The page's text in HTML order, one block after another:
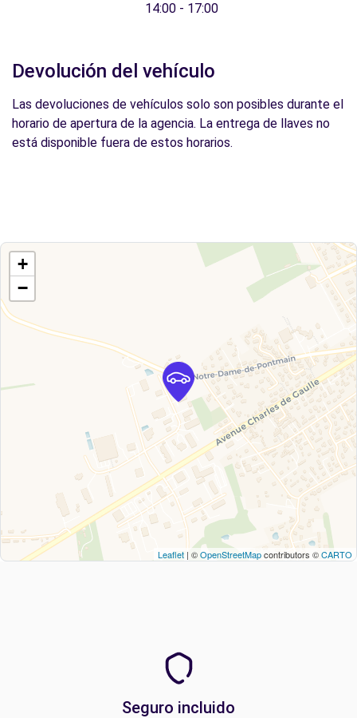
14:00 - 17:00
Devolución del vehículo
Las devoluciones de vehículos solo son posibles durante el
horario de apertura de la agencia. La entrega de llaves no
está disponible fuera de estos horarios.
+
−
Leaflet | ©OpenStreetMapcontributors ©CARTO
Seguro incluido